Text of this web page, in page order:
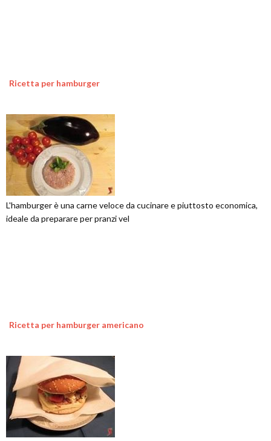
Ricetta per hamburger
L'hamburger è una carne veloce da cucinare e piuttosto economica,
ideale da preparare per pranzi vel
Ricetta per hamburger americano